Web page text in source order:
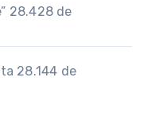
28.428 de
28.144 de